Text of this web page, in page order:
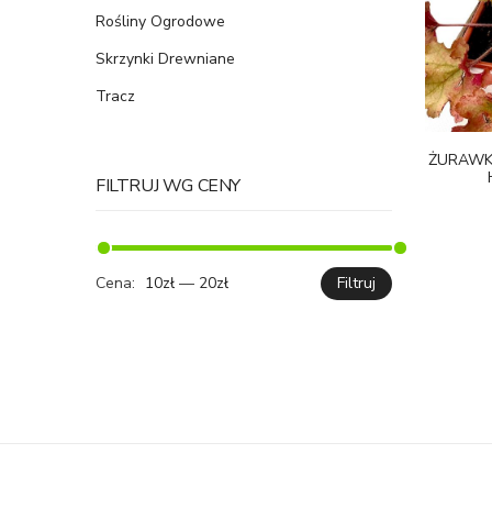
Rośliny Ogrodowe
Skrzynki Drewniane
Tracz
FILTRUJ WG CENY
Filtruj
Cena: 10zł — 20zł